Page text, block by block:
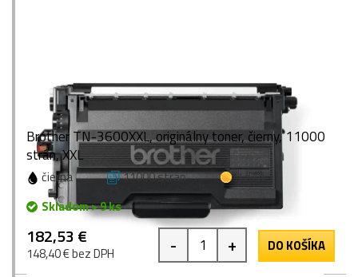
Brother TN-3600XXL, originálny toner, čierny, 11000
strán, XXL
čierna 11000 strán
1 bod
Skladom > 9 ks
182,53 €
148,40 € bez DPH - + DO KOŠÍKA